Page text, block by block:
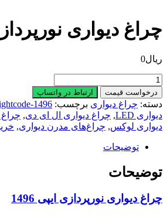
چراغ دیواری نورپردازی
ریال0
چراغ
دیواری
نورپردازی
ایپی
1496
عدد
درخواست قیمت ارتباط در واتساپ
دسته: چراغ دیواری برچسب: 1496
دیواری LED
, چراغ دیواری ال ای دی,
دیواری لوکس, چراغ‌های مدرن دیواری,
توضیحات
توضیحات
چراغ دیواری نورپردازی ایپی 1496